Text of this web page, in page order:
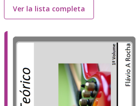
Ver la lista completa